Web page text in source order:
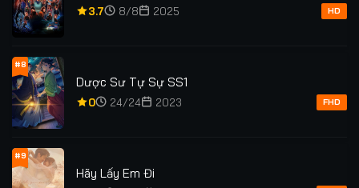
3.7 8/8 2025 HD
#8
Dược Sư Tự Sự SS1
0 24/24 2023 FHD
#9
Hãy Lấy Em Đi